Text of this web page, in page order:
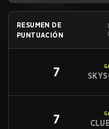
RESUMEN DE
PUNTUACIÓN
7
7